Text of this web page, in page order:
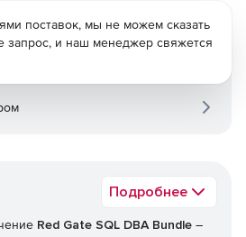
Подробнее
Red Gate SQL DBA Bundle –
поставок, мы не можем сказать
запрос, и наш менеджер свяжется